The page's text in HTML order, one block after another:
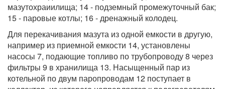
мазутохраиилища; 14 - подземный промежуточный бак;
15 - паровые котлы; 16 - дренажный колодец.
Для перекачивания мазута из одной емкости в другую,
например из приемной емкости 14, установлены
насосы 7, подающие топливо по трубопроводу 8 через
фильтры 9 в хранилища 13. Насыщенный пар из
котельной по двум паропроводам 12 поступает в